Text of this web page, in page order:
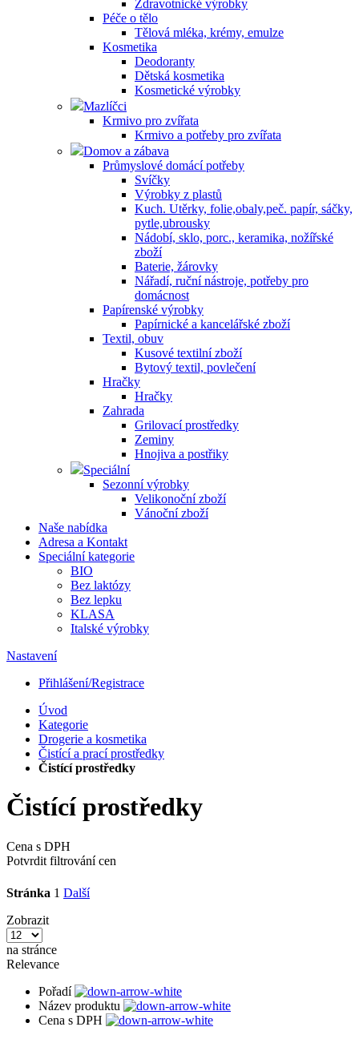
Zdravotnické výrobky
Péče o tělo
Tělová mléka, krémy, emulze
Kosmetika
Deodoranty
Dětská kosmetika
Kosmetické výrobky
Mazlíčci
Krmivo pro zvířata
Krmivo a potřeby pro zvířata
Domov a zábava
Průmyslové domácí potřeby
Svíčky
Výrobky z plastů
Kuch. Utěrky, folie,obaly,peč. papír, sáčky,
pytle,ubrousky
Nádobí, sklo, porc., keramika, nožířské
zboží
Baterie, žárovky
Nářadí, ruční nástroje, potřeby pro
domácnost
Papírenské výrobky
Papírnické a kancelářské zboží
Textil, obuv
Kusové textilní zboží
Bytový textil, povlečení
Hračky
Hračky
Zahrada
Grilovací prostředky
Zeminy
Hnojiva a postřiky
Speciální
Sezonní výrobky
Velikonoční zboží
Vánoční zboží
Naše nabídka
Adresa a Kontakt
Speciální kategorie
BIO
Bez laktózy
Bez lepku
KLASA
Italské výrobky
Nastavení
Přihlášení/Registrace
Úvod
Kategorie
Drogerie a kosmetika
Čistící a prací prostředky
Čistící prostředky
Čistící prostředky
Cena s DPH
Potvrdit filtrování cen
Stránka 1 Další
Zobrazit
na stránce
Relevance
Pořadí
Název produktu
Cena s DPH